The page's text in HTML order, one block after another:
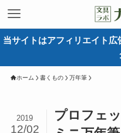
当サイトはアフィリエイト
ホーム 書くもの 万年筆
プロフェ
2019
12/02